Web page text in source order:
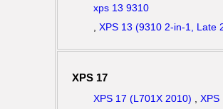
xps 13 9310
XPS 13 (9310 2-in-1, Late
XPS 17
XPS 17 (L701X 2010) XPS